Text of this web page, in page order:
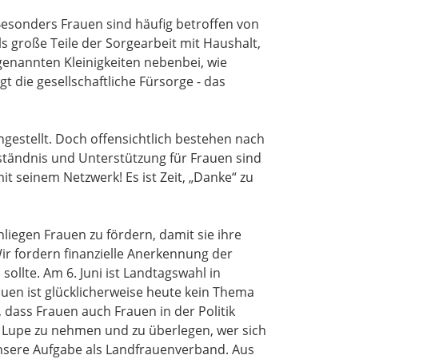
Frauen sind häufig betroffen von
große Teile der Sorgearbeit mit Haushalt,
Kleinigkeiten nebenbei, wie
die gesellschaftliche Fürsorge - das
Doch offensichtlich bestehen nach
und Unterstützung für Frauen sind
Netzwerk! Es ist Zeit, „Danke“ zu
Frauen zu fördern, damit sie ihre
fordern finanzielle Anerkennung der
Am 6. Juni ist Landtagswahl in
ist glücklicherweise heute kein Thema
Frauen auch Frauen in der Politik
zu nehmen und zu überlegen, wer sich
Aufgabe als Landfrauenverband. Aus